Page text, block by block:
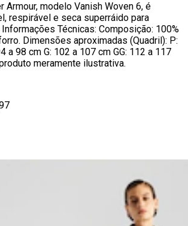
Armour, modelo Vanish Woven 6, é
respirável e seca superráido para
Técnicas: Composição: 100%
Dimensões aproximadas (Quadril): P:
a 98 cm G: 102 a 107 cm GG: 112 a 117
meramente ilustrativa.